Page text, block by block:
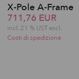
X-Pole A-Frame
711,76 EUR
incl. 21 % UST escl.
Costi di spedizione